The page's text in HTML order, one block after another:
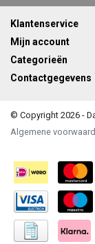
Klantenservice
Mijn account
Categorieën
Contactgegevens
© Copyright 2026 -
Algemene